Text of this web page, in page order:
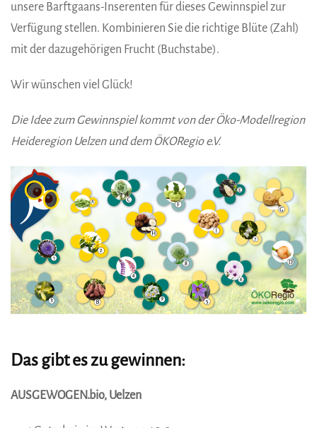
unsere Barftgaans-Inserenten für dieses Gewinnspiel zur
Verfügung stellen. Kombinieren Sie die richtige Blüte (Zahl)
mit der dazugehörigen Frucht (Buchstabe).
Wir wünschen viel Glück!
Die Idee zum Gewinnspiel kommt von der Öko-Modellregion
Heideregion Uelzen und dem ÖKORegio e.V.
Das gibt es zu gewinnen:
AUSGEWOGEN.bio, Uelzen